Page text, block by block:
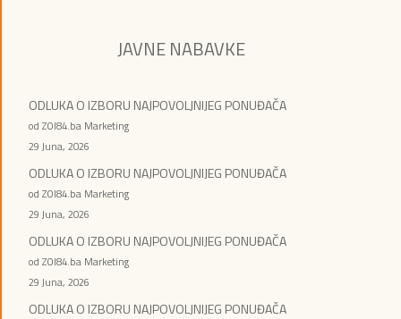
JAVNE NABAVKE
ODLUKA O IZBORU NAJPOVOLJNIJEG PONUĐAČA
od ZOI84.ba Marketing
29 Juna, 2026
ODLUKA O IZBORU NAJPOVOLJNIJEG PONUĐAČA
od ZOI84.ba Marketing
29 Juna, 2026
ODLUKA O IZBORU NAJPOVOLJNIJEG PONUĐAČA
od ZOI84.ba Marketing
29 Juna, 2026
ODLUKA O IZBORU NAJPOVOLJNIJEG PONUĐAČA